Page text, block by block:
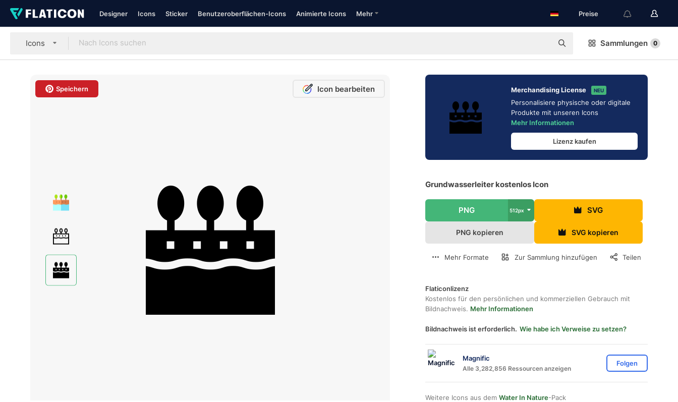
Designer Icons Sticker Benutzeroberflächen-Icons Animierte Icons Mehr Preise
Icons Sammlungen 0
Speichern Icon bearbeiten Merchandising License NEU
Personalisiere physische oder digitale
Produkte mit unseren Icons
Mehr Informationen
Lizenz kaufen
Grundwasserleiter kostenlos Icon
PNG 512px SVG
PNG kopieren SVG kopieren
Mehr Formate Zur Sammlung hinzufügen Teilen
Flaticonlizenz
Kostenlos für den persönlichen und kommerziellen Gebrauch mit
Bildnachweis. Mehr Informationen
Bildnachweis ist erforderlich. Wie habe ich Verweise zu setzen?
Magnific
Alle 3,282,856 Ressourcen anzeigen
Folgen
Weitere Icons aus dem Water In Nature-Pack